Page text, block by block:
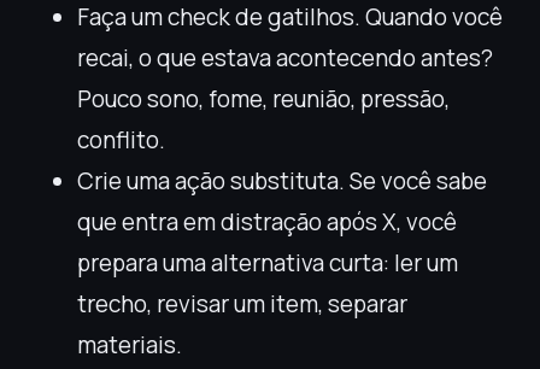
Faça um check de gatilhos. Quando você
recai, o que estava acontecendo antes?
Pouco sono, fome, reunião, pressão,
conflito.
Crie uma ação substituta. Se você sabe
que entra em distração após X, você
prepara uma alternativa curta: ler um
trecho, revisar um item, separar
materiais.